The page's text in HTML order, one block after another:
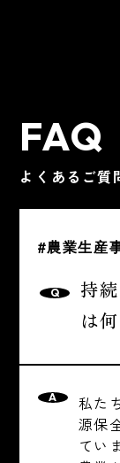
FAQ
よくあるご質
#農業生産
Q
持
は
A
私た
源保
てい